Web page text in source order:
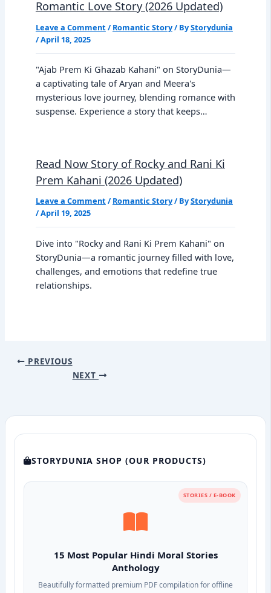
Romantic Love Story (2026 Updated)
Leave a Comment / Romantic Story/ ByStorydunia
/April 18, 2025
"Ajab Prem Ki Ghazab Kahani" on StoryDunia—
a captivating tale of Aryan and Meera's
mysterious love journey, blending romance with
suspense. Experience a story that keeps…
Read Now Story of Rocky and Rani Ki
Prem Kahani (2026 Updated)
Leave a Comment / Romantic Story/ ByStorydunia
/April 19, 2025
Dive into "Rocky and Rani Ki Prem Kahani" on
StoryDunia—a romantic journey filled with love,
challenges, and emotions that redefine true
relationships.
PREVIOUS
NEXT
STORYDUNIA SHOP (OUR PRODUCTS)
STORIES / E-BOOK
15 Most Popular Hindi Moral Stories
Anthology
Beautifully formatted premium PDF compilation for offline